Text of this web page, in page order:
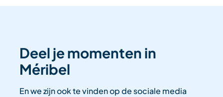
Deel je momenten in
Méribel
En we zijn ook te vinden op de sociale media